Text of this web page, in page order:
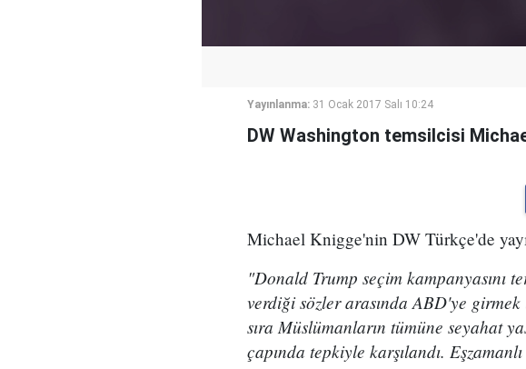
Yayınlanma: 31 Ocak 2017 Salı 10:24
DW Washington temsilcisi
Michael Knigge'nin DW Türkçe'de
"Donald Trump seçim kampanyasını
verdiği sözler arasında ABD'ye
sıra Müslümanların tümüne seyahat
çapında tepkiyle karşılandı.